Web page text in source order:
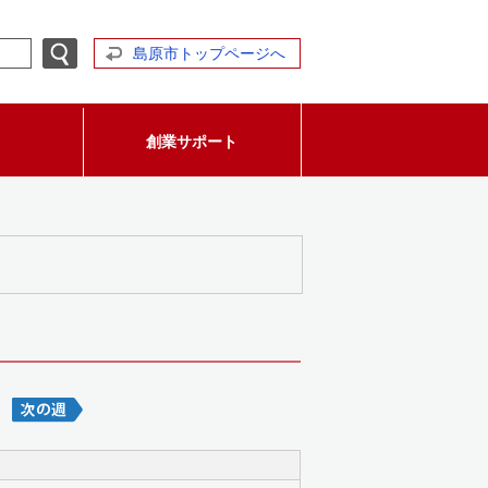
島原市トップページへ
創業サポート